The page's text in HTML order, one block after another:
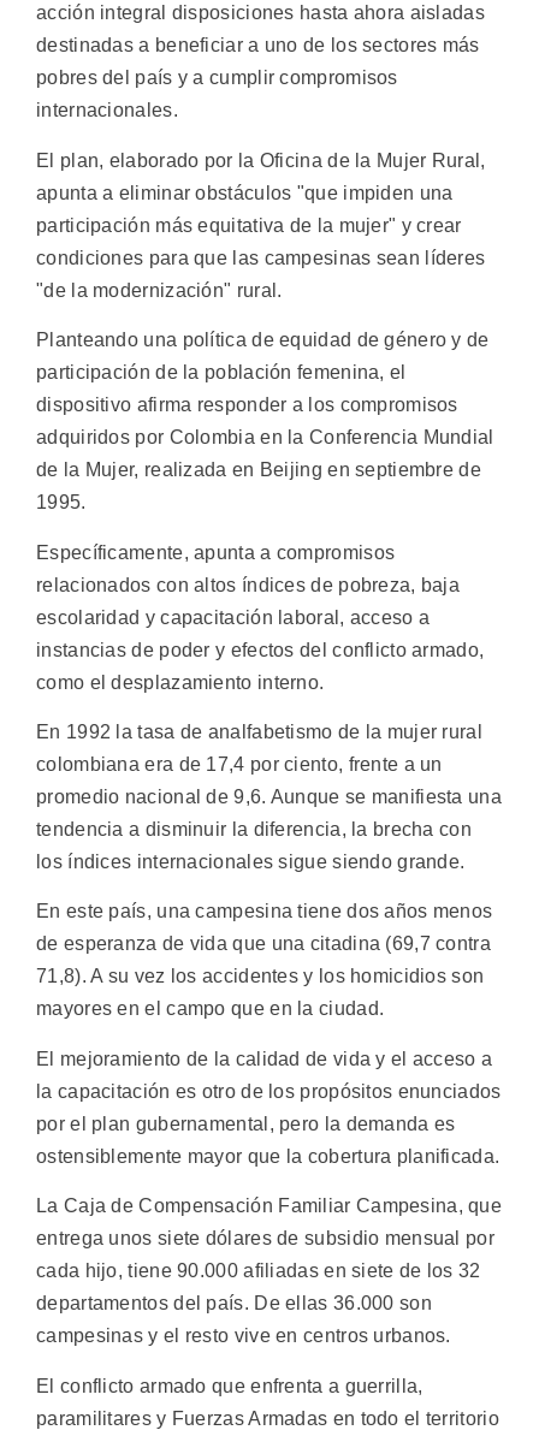
acción integral disposiciones hasta ahora aisladas
destinadas a beneficiar a uno de los sectores más
pobres del país y a cumplir compromisos
internacionales.
El plan, elaborado por la Oficina de la Mujer Rural,
apunta a eliminar obstáculos "que impiden una
participación más equitativa de la mujer" y crear
condiciones para que las campesinas sean líderes
"de la modernización" rural.
Planteando una política de equidad de género y de
participación de la población femenina, el
dispositivo afirma responder a los compromisos
adquiridos por Colombia en la Conferencia Mundial
de la Mujer, realizada en Beijing en septiembre de
1995.
Específicamente, apunta a compromisos
relacionados con altos índices de pobreza, baja
escolaridad y capacitación laboral, acceso a
instancias de poder y efectos del conflicto armado,
como el desplazamiento interno.
En 1992 la tasa de analfabetismo de la mujer rural
colombiana era de 17,4 por ciento, frente a un
promedio nacional de 9,6. Aunque se manifiesta una
tendencia a disminuir la diferencia, la brecha con
los índices internacionales sigue siendo grande.
En este país, una campesina tiene dos años menos
de esperanza de vida que una citadina (69,7 contra
71,8). A su vez los accidentes y los homicidios son
mayores en el campo que en la ciudad.
El mejoramiento de la calidad de vida y el acceso a
la capacitación es otro de los propósitos enunciados
por el plan gubernamental, pero la demanda es
ostensiblemente mayor que la cobertura planificada.
La Caja de Compensación Familiar Campesina, que
entrega unos siete dólares de subsidio mensual por
cada hijo, tiene 90.000 afiliadas en siete de los 32
departamentos del país. De ellas 36.000 son
campesinas y el resto vive en centros urbanos.
El conflicto armado que enfrenta a guerrilla,
paramilitares y Fuerzas Armadas en todo el territorio